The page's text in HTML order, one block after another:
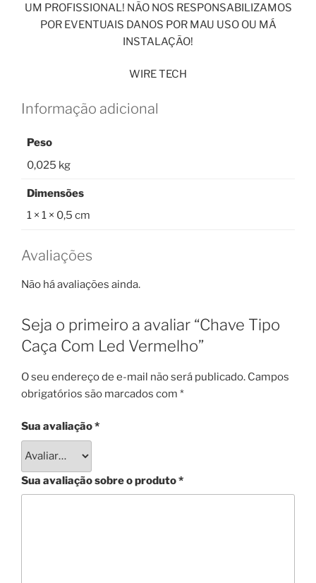
UM PROFISSIONAL! NÃO NOS RESPONSABILIZAMOS
POR EVENTUAIS DANOS POR MAU USO OU MÁ
INSTALAÇÃO!
WIRE TECH
Informação adicional
Peso
0,025 kg
Dimensões
1 × 1 × 0,5 cm
Avaliações
Não há avaliações ainda.
Seja o primeiro a avaliar “Chave Tipo
Caça Com Led Vermelho”
O seu endereço de e-mail não será publicado. Campos
obrigatórios são marcados com *
Sua avaliação*
Sua avaliação sobre o produto*